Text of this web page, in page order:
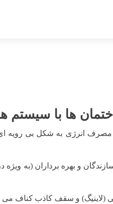
ها با سیستم
انرژی به شکل بی رویه ای
و بهره برداران (به
(لاینیگ) و سقف کاذب کناف می